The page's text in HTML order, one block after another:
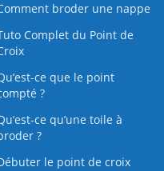
broder une nappe
Complet du Point de
ce que le point
?
qu’une toile à
?
le point de croix